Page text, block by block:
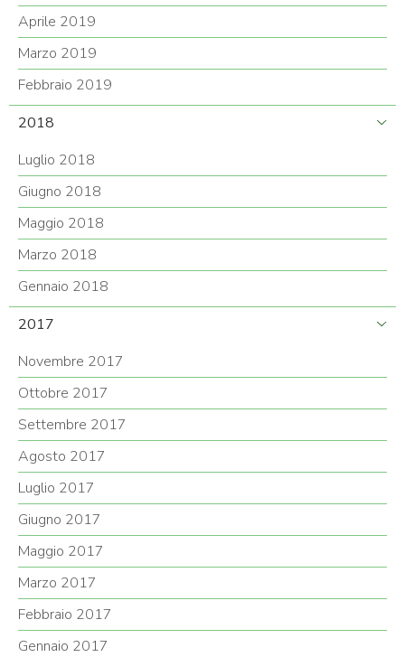
Aprile 2019
Marzo 2019
Febbraio 2019
2018
Luglio 2018
Giugno 2018
Maggio 2018
Marzo 2018
Gennaio 2018
2017
Novembre 2017
Ottobre 2017
Settembre 2017
Agosto 2017
Luglio 2017
Giugno 2017
Maggio 2017
Marzo 2017
Febbraio 2017
Gennaio 2017